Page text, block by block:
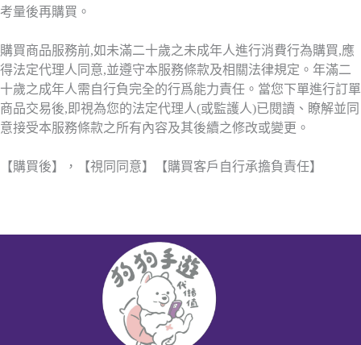
考量後再購買。
購買商品服務前,如未滿二十歲之未成年人進行消費行為購買,應
得法定代理人同意,並遵守本服務條款及相關法律規定。年滿二
十歲之成年人需自行負完全的行爲能力責任。當您下單進行訂單
商品交易後,即視為您的法定代理人(或監護人)已閱讀、瞭解並同
意接受本服務條款之所有內容及其後續之修改或變更。
【購買後】，【視同同意】【購買客戶自行承擔負責任】